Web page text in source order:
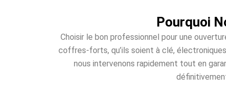
Pourquoi
Choisir le bon professionnel pour une
coffres-forts, qu’ils soient à clé,
nous intervenons rapidement tout en